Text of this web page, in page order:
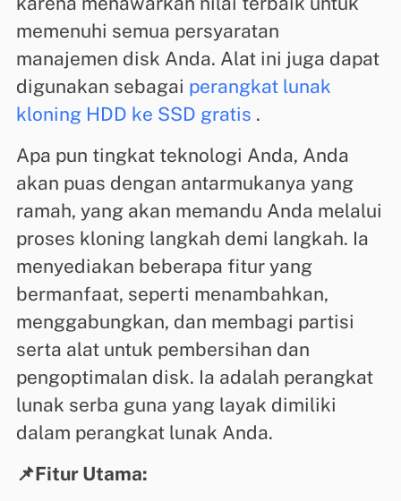
memenuhi semua persyaratan
manajemen disk Anda. Alat ini juga dapat
digunakan sebagai perangkat lunak
kloning HDD ke SSD gratis .
Apa pun tingkat teknologi Anda, Anda
akan puas dengan antarmukanya yang
ramah, yang akan memandu Anda melalui
proses kloning langkah demi langkah. Ia
menyediakan beberapa fitur yang
bermanfaat, seperti menambahkan,
menggabungkan, dan membagi partisi
serta alat untuk pembersihan dan
pengoptimalan disk. Ia adalah perangkat
lunak serba guna yang layak dimiliki
dalam perangkat lunak Anda.
📌Fitur Utama: